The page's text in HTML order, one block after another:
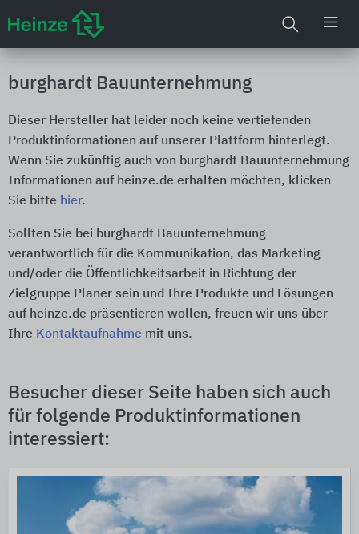
burghardt Bauunternehmung
Dieser Hersteller hat leider noch keine vertiefenden
Produktinformationen auf unserer Plattform hinterlegt.
Wenn Sie zukünftig auch von burghardt Bauunternehmung
Informationen auf heinze.de erhalten möchten, klicken
Sie bitte hier.
Sollten Sie bei burghardt Bauunternehmung
verantwortlich für die Kommunikation, das Marketing
und/oder die Öffentlichkeitsarbeit in Richtung der
Zielgruppe Planer sein und Ihre Produkte und Lösungen
auf heinze.de präsentieren wollen, freuen wir uns über
Ihre Kontaktaufnahme mit uns.
Besucher dieser Seite haben sich auch
für folgende Produktinformationen
interessiert: